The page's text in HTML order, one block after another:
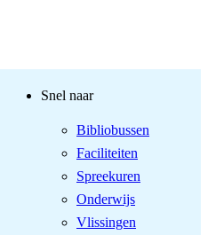
Snel naar
Bibliobussen
Faciliteiten
Spreekuren
Onderwijs
Vlissingen